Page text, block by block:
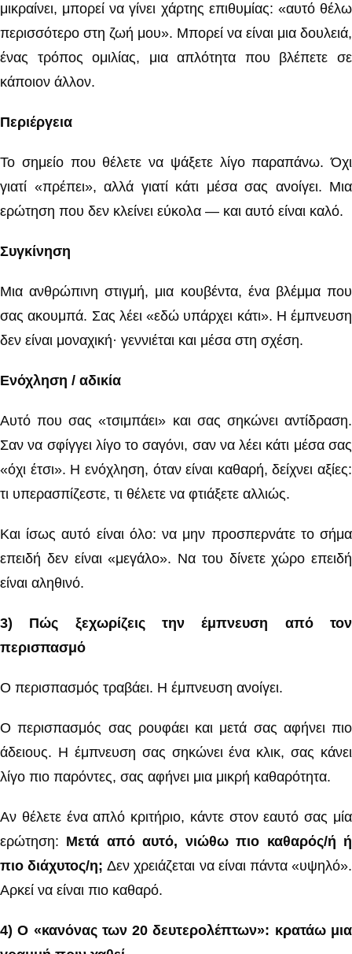
μικραίνει, μπορεί να γίνει χάρτης επιθυμίας: «αυτό θέλω
περισσότερο στη ζωή μου». Μπορεί να είναι μια δουλειά,
ένας τρόπος ομιλίας, μια απλότητα που βλέπετε σε
κάποιον άλλον.
Περιέργεια
Το σημείο που θέλετε να ψάξετε λίγο παραπάνω. Όχι
γιατί «πρέπει», αλλά γιατί κάτι μέσα σας ανοίγει. Μια
ερώτηση που δεν κλείνει εύκολα — και αυτό είναι καλό.
Συγκίνηση
Μια ανθρώπινη στιγμή, μια κουβέντα, ένα βλέμμα που
σας ακουμπά. Σας λέει «εδώ υπάρχει κάτι». Η έμπνευση
δεν είναι μοναχική· γεννιέται και μέσα στη σχέση.
Ενόχληση / αδικία
Αυτό που σας «τσιμπάει» και σας σηκώνει αντίδραση.
Σαν να σφίγγει λίγο το σαγόνι, σαν να λέει κάτι μέσα σας
«όχι έτσι». Η ενόχληση, όταν είναι καθαρή, δείχνει αξίες:
τι υπερασπίζεστε, τι θέλετε να φτιάξετε αλλιώς.
Και ίσως αυτό είναι όλο: να μην προσπερνάτε το σήμα
επειδή δεν είναι «μεγάλο». Να του δίνετε χώρο επειδή
είναι αληθινό.
3) Πώς ξεχωρίζεις την έμπνευση από τον
περισπασμό
Ο περισπασμός τραβάει. Η έμπνευση ανοίγει.
Ο περισπασμός σας ρουφάει και μετά σας αφήνει πιο
άδειους. Η έμπνευση σας σηκώνει ένα κλικ, σας κάνει
λίγο πιο παρόντες, σας αφήνει μια μικρή καθαρότητα.
Αν θέλετε ένα απλό κριτήριο, κάντε στον εαυτό σας μία
ερώτηση: Μετά από αυτό, νιώθω πιο καθαρός/ή ή
πιο διάχυτος/η;Δεν χρειάζεται να είναι πάντα «υψηλό».
Αρκεί να είναι πιο καθαρό.
4) Ο «κανόνας των 20 δευτερολέπτων»: κρατάω μια